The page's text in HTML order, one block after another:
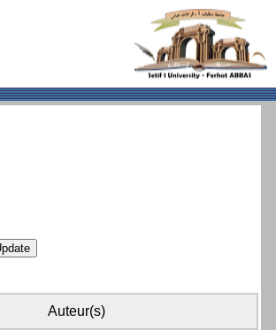
Auteur(s)